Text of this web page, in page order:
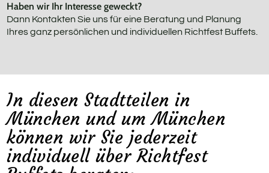
Haben wir Ihr Interesse geweckt?
Dann Kontakten Sie uns für eine Beratung und Planung
Ihres ganz persönlichen und individuellen Richtfest Buffets.
In diesen Stadtteilen in
München und um München
können wir Sie jederzeit
individuell über Richtfest